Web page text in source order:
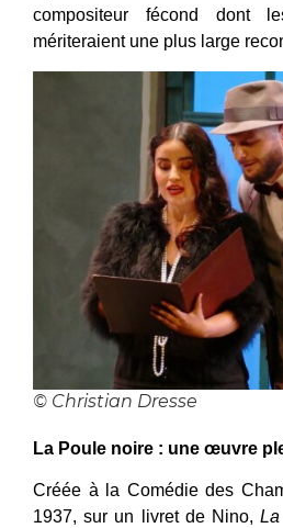
compositeur fécond dont
mériteraient une plus large
© Christian Dresse
La Poule noire : une œuvre
Créée à la Comédie des
1937, sur un livret de Nino,